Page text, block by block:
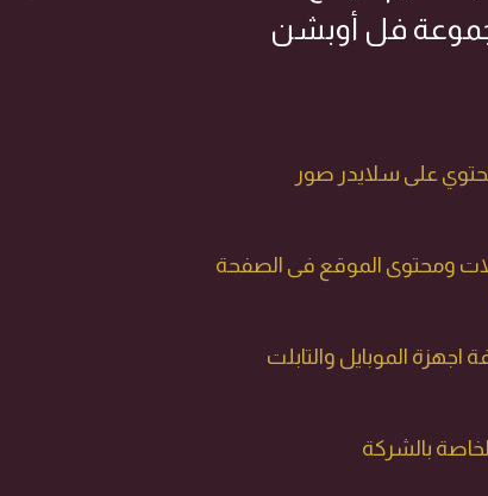
فل أوبشن
على سلايدر صور
ومحتوى الموقع فى الصفحة
الموبايل والتابلت
بالشركة